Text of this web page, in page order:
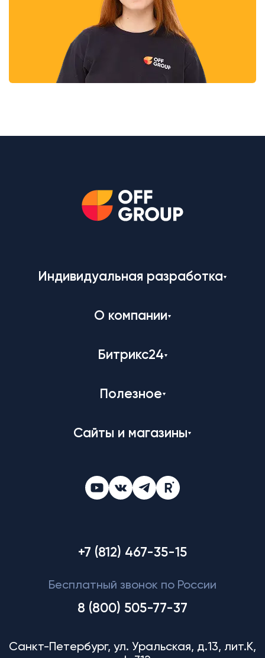
Индивидуальная разработка
О компании
Битрикс24
Полезное
Сайты и магазины
+7 (812) 467-35-15
Бесплатный звонок по России
8 (800) 505-77-37
Санкт-Петербург, ул. Уральская, д.13, лит.К,